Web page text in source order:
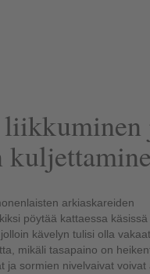
arkiaskareiden
pöytää kattaessa
kävelyn tulisi olla
mikäli tasapaino on
ja sormien nivelvaivat voivat